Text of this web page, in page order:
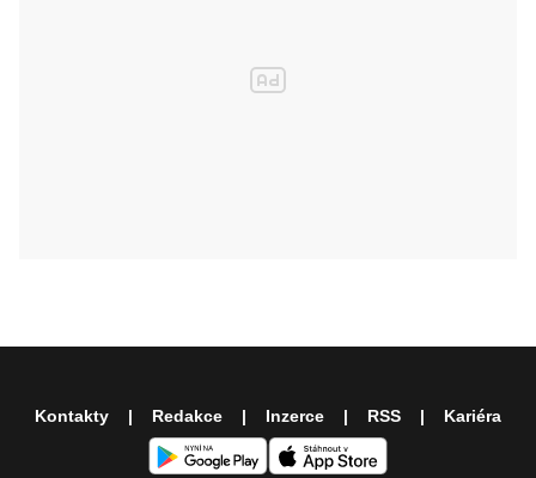
Kontakty Redakce Inzerce RSS Kariéra